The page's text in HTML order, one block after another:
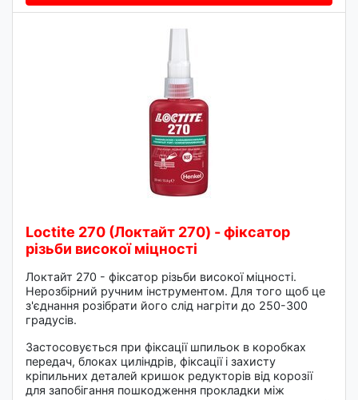
Loctite 270 (Локтайт 270) - фіксатор
різьби високої міцності
Локтайт 270 - фіксатор різьби високої міцності.
Нерозбірний ручним інструментом. Для того щоб це
з'єднання розібрати його слід нагріти до 250-300
градусів.
Застосовується при фіксації шпильок в коробках
передач, блоках циліндрів, фіксації і захисту
кріпильних деталей кришок редукторів від корозії
для запобігання пошкодження прокладки між